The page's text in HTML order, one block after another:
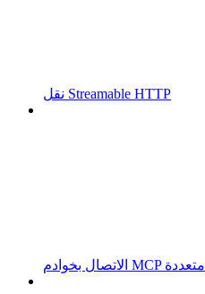
نقل Streamable HTTP
الاتصال بخوادم MCP متعددة